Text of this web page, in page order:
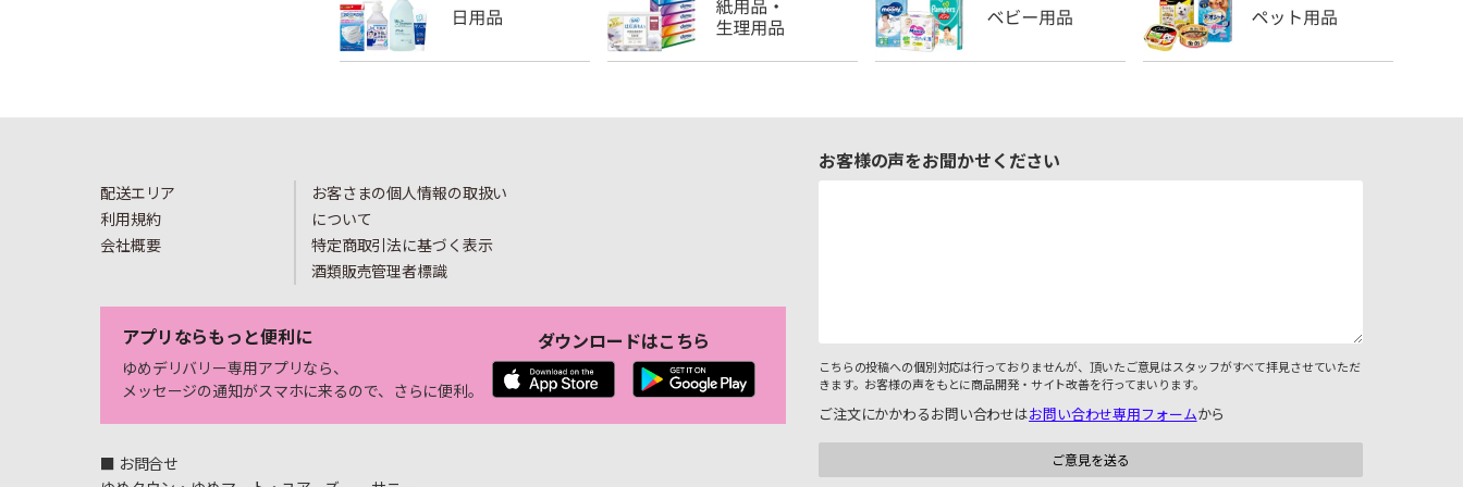
配送エリア
利用規約
会社概要
お客さまの個人情報の取扱い
について
特定商取引法に基づく表示
酒類販売管理者標識
アプリならもっと便利に
ゆめデリバリー専用アプリなら、
メッセージの通知がスマホに来るので、さらに便利。
ダウンロードはこちら
■ お問合せ
お客様の声をお聞かせください
こちらの投稿への個別対応は行っておりませんが、頂いたご意見はスタッフがすべて拝見させていただ
きます。お客様の声をもとに商品開発・サイト改善を行ってまいります。
ご注文にかかわるお問い合わせはお問い合わせ専用フォームから